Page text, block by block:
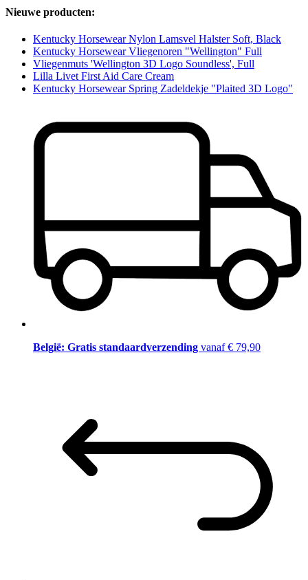
Nieuwe producten:
Kentucky Horsewear Nylon Lamsvel Halster Soft, Black
Kentucky Horsewear Vliegenoren "Wellington" Full
Vliegenmuts 'Wellington 3D Logo Soundless', Full
Lilla Livet First Aid Care Cream
Kentucky Horsewear Spring Zadeldekje "Plaited 3D Logo"
België: Gratis standaardverzending vanaf € 79,90